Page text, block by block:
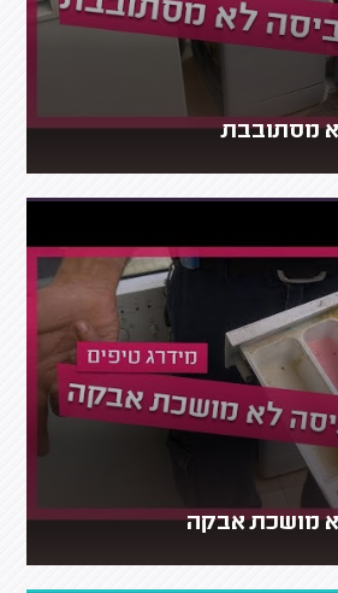
מסתובבת
מושכת אבקה